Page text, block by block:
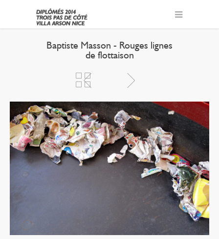
Baptiste Masson - Rouges lignes
de flottaison